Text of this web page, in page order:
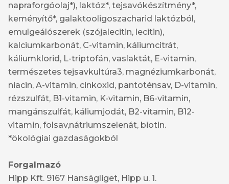
napraforgóolaj*), laktóz*, tejsavókészítmény*,
keményítő*, galaktooligoszacharid laktózból,
emulgeálószerek (szójalecitin, lecitin),
kalciumkarbonát, C-vitamin, káliumcitrát,
káliumklorid, L-triptofán, vaslaktát, E-vitamin,
természetes tejsavkultúra3, magnéziumkarbonát,
niacin, A-vitamin, cinkoxid, pantoténsav, D-vitamin,
rézszulfát, B1-vitamin, K-vitamin, B6-vitamin,
mangánszulfát, káliumjodát, B2-vitamin, B12-
vitamin, folsav,nátriumszelenát, biotin.
*ökológiai gazdaságokból
Forgalmazó
Hipp Kft. 9167 Hanságliget, Hipp u. 1.